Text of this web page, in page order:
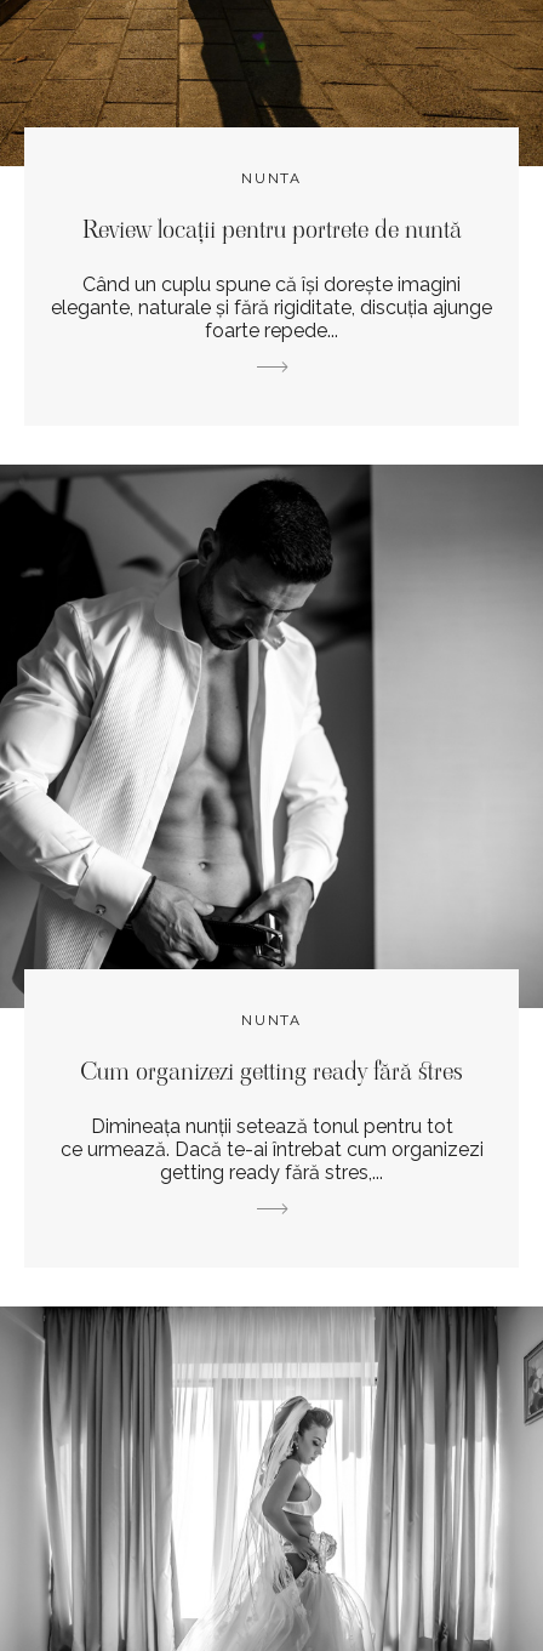
NUNTA
Review locații pentru portrete de nuntă
Când un cuplu spune că își dorește imagini
elegante, naturale și fără rigiditate, discuția ajunge
foarte repede...
NUNTA
Cum organizezi getting ready fără stres
Dimineața nunții setează tonul pentru tot
ce urmează. Dacă te-ai întrebat cum organizezi
getting ready fără stres,...